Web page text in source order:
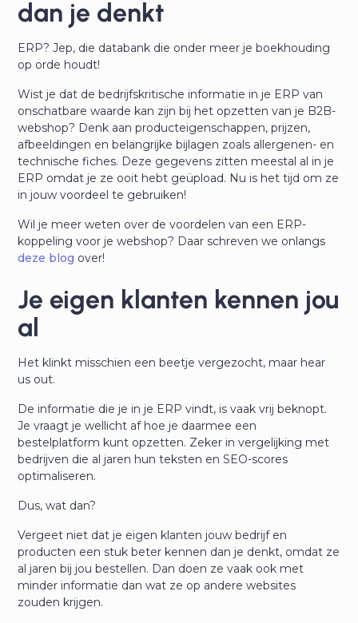
dan je denkt
ERP? Jep, die databank die onder meer je boekhouding
op orde houdt!
Wist je dat de bedrijfskritische informatie in je ERP van
onschatbare waarde kan zijn bij het opzetten van je B2B-
webshop? Denk aan producteigenschappen, prijzen,
afbeeldingen en belangrijke bijlagen zoals allergenen- en
technische fiches. Deze gegevens zitten meestal al in je
ERP omdat je ze ooit hebt geüpload. Nu is het tijd om ze
in jouw voordeel te gebruiken!
Wil je meer weten over de voordelen van een ERP-
koppeling voor je webshop? Daar schreven we onlangs
deze blog over!
Je eigen klanten kennen jou
al
Het klinkt misschien een beetje vergezocht, maar hear
us out.
De informatie die je in je ERP vindt, is vaak vrij beknopt.
Je vraagt je wellicht af hoe je daarmee een
bestelplatform kunt opzetten. Zeker in vergelijking met
bedrijven die al jaren hun teksten en SEO-scores
optimaliseren.
Dus, wat dan?
Vergeet niet dat je eigen klanten jouw bedrijf en
producten een stuk beter kennen dan je denkt, omdat ze
al jaren bij jou bestellen. Dan doen ze vaak ook met
minder informatie dan wat ze op andere websites
zouden krijgen.